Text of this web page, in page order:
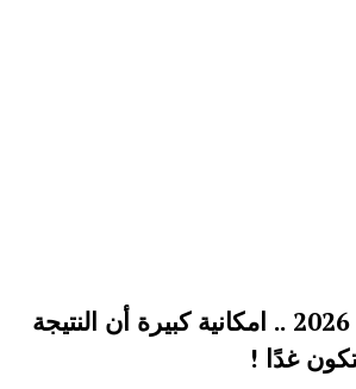
نتائج الباكالوريا 2026 .. امكانية كبيرة أن النتيجة